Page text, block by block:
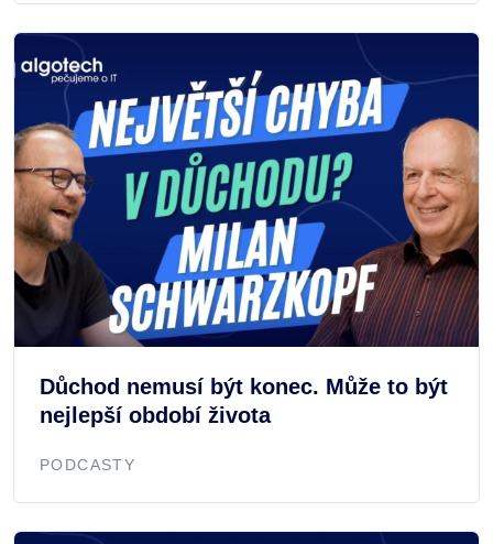
Důchod nemusí být konec. Může to být
nejlepší období života
PODCASTY